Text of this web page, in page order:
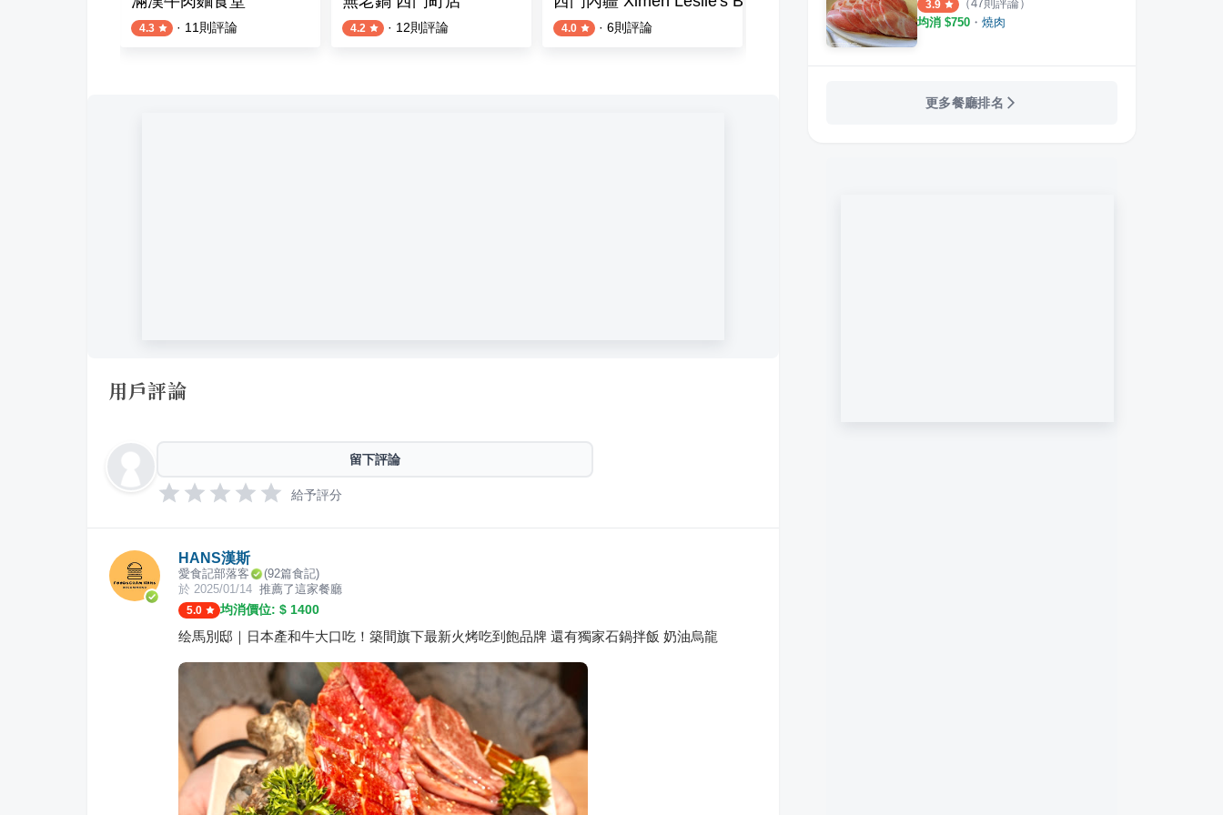
4.3 · 11 則評論 4.2 · 12則評論 4.0 · 6則評論 27則評論 5.0
用戶評論
留下評論
給予評分
HANS漢斯
愛食記部落客 (92篇食記)
於 2025/01/14 推薦了這家餐廳
5.0 均消價位: $ 1400
绘馬別邸｜日本產和牛大口吃！築間旗下最新火烤吃到飽品牌 還有獨家石鍋拌飯 奶油烏龍
3.9 （47則評論）
均消 $750 ・ 燒肉
更多餐廳排名